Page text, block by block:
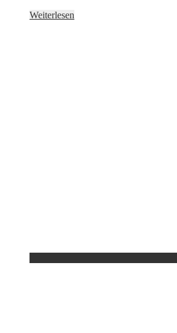
Weiterlesen